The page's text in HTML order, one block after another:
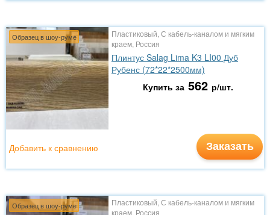
Образец в шоу-руме
Пластиковый, С кабель-каналом и мягким
краем, Россия
Плинтус Salag Lima K3 LI00 Дуб
Рубенс (72*22*2500мм)
Купить за 562 р/шт.
Заказать
Добавить к сравнению
Образец в шоу-руме
Пластиковый, С кабель-каналом и мягким
краем, Россия